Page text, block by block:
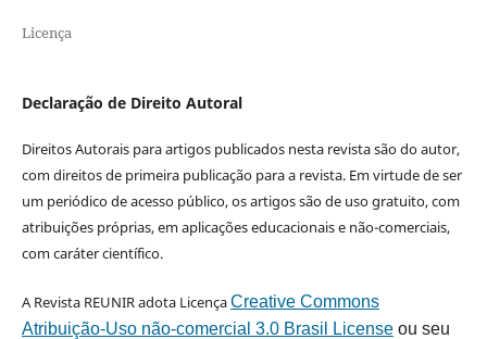
Licença
Declaração de Direito Autoral
Direitos Autorais para artigos publicados nesta revista são do autor,
com direitos de primeira publicação para a revista. Em virtude de ser
um periódico de acesso público, os artigos são de uso gratuito, com
atribuições próprias, em aplicações educacionais e não-comerciais,
com caráter científico.
A Revista REUNIR adota LicençaCreative Commons
Atribuição-Uso não-comercial 3.0 Brasil Licenseou seu